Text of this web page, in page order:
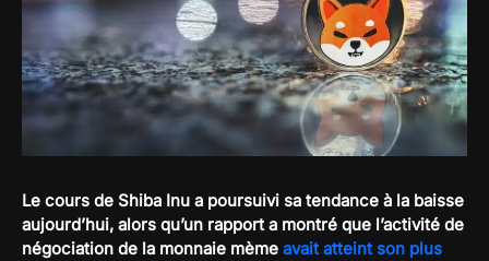
Le cours de Shiba Inu a poursuivi sa tendance à la baisse
aujourd’hui, alors qu’un rapport a montré que l’activité de
négociation de la monnaie mème avait atteint son plus